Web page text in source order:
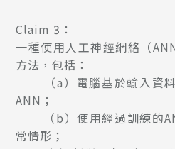
Claim 3：
一種使用人工神經網絡（
方法，包括：
（a）電腦基於輸入資料
ANN；
（b）使用經過訓練的
常情形；